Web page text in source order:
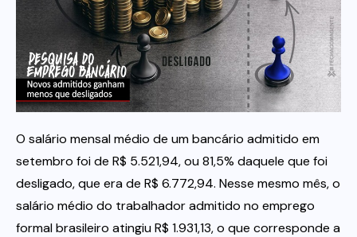
Santander
Bradesco
Banco do Brasil
BMB
Itau
Convênios
Folha d@s Bancári@s
Galerias de Fotos
Videos
Sindicalize!
Contato
Webmail
O salário mensal médio de um bancário admitido em
setembro foi de R$ 5.521,94, ou 81,5% daquele que foi
desligado, que era de R$ 6.772,94. Nesse mesmo mês, o
salário médio do trabalhador admitido no emprego
formal brasileiro atingiu R$ 1.931,13, o que corresponde a